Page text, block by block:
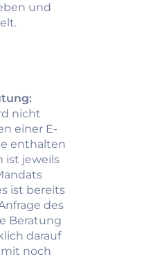
und
nicht
einer E-
enthalten
ist jeweils
ist bereits
des
Beratung
darauf
noch